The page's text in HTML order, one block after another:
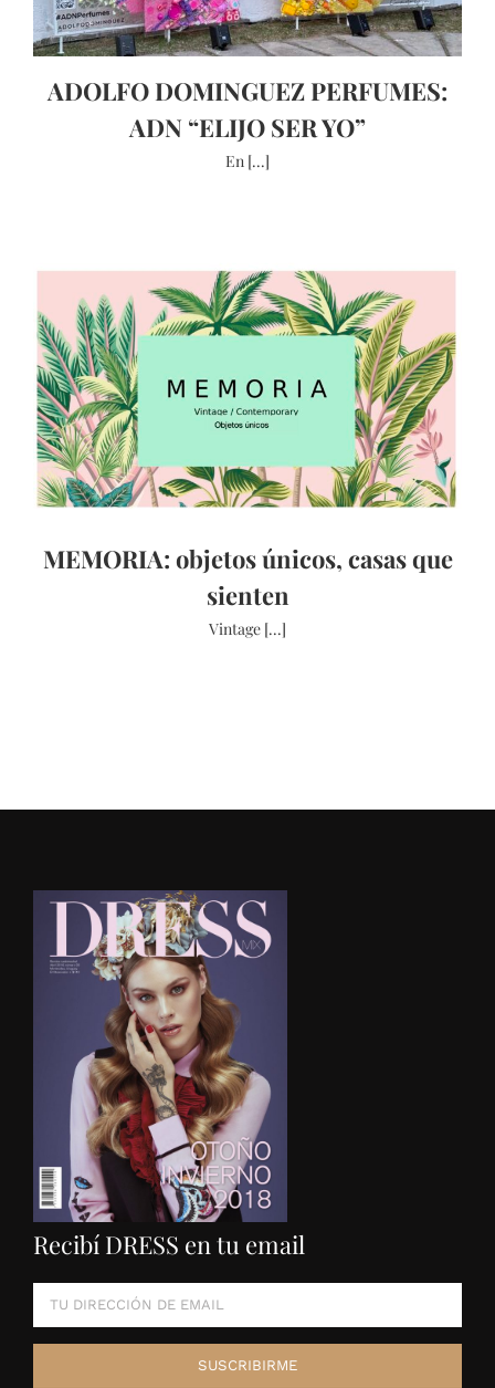
ADOLFO DOMINGUEZ PERFUMES:
ADN “ELIJO SER YO”
En [...]
MEMORIA: objetos únicos, casas que
sienten
Vintage [...]
Recibí DRESS en tu email